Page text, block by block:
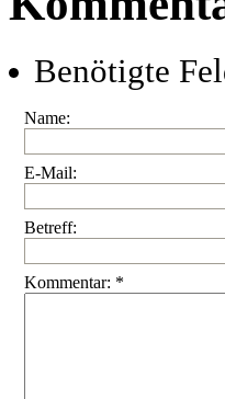
Benötigte
Name:
E-Mail:
Betreff:
Kommentar: *